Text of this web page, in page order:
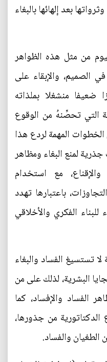
بعد إلهائها بالبغاء
من مثل هذه الظواهر
والإبقاء على
ضعيفا منشغلا بملذاته
التي تحصِّنهُ من الوقوع
المهمة لردع هذا
لمنع البغاء ومظاهر
مع استخدام
باعتبارها تهدد
الفكري والأخلاقي
لا تستسيغ الفساد والبغاء
البشرية، لذلك على من
الفساد والإفساد، كما
الدكتاتورية من جذورها،
والفساد.